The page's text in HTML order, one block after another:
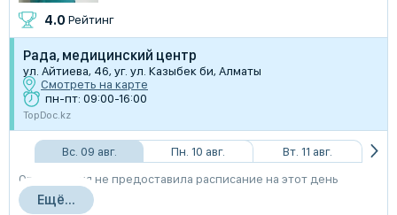
4.0 Рейтинг
Рада, медицинский центр
ул. Айтиева, 46, уг. ул. Казыбек би, Алматы
Смотреть на карте
пн-пт: 09:00-16:00
TopDoc.kz
Вс. 09 авг. Пн. 10 авг.
Вт. 11 авг.
Организация не предоставила расписание на этот день
Ещё...